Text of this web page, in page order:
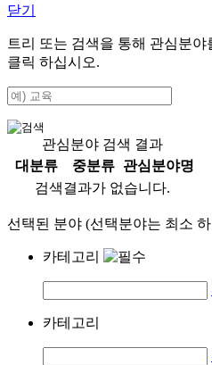
닫기
트리 또는 검색을 통해 관심분야
클릭 하십시오.
관심분야 검색 결과
대분류
중분류
관심분야명
검색결과가 없습니다.
선택된 분야 (선택분야는 최소
카테고리
카테고리